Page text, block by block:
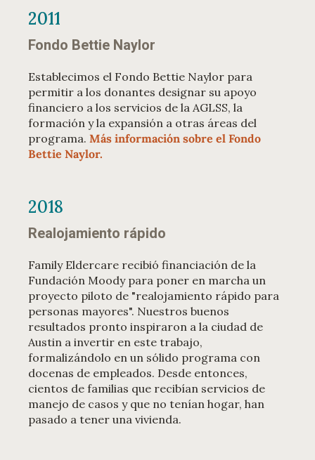
2011
Fondo Bettie Naylor
Establecimos el Fondo Bettie Naylor para
permitir a los donantes designar su apoyo
financiero a los servicios de la AGLSS, la
formación y la expansión a otras áreas del
programa. Más información sobre el Fondo
Bettie Naylor.
2018
Realojamiento rápido
Family Eldercare recibió financiación de la
Fundación Moody para poner en marcha un
proyecto piloto de "realojamiento rápido para
personas mayores". Nuestros buenos
resultados pronto inspiraron a la ciudad de
Austin a invertir en este trabajo,
formalizándolo en un sólido programa con
docenas de empleados. Desde entonces,
cientos de familias que recibían servicios de
manejo de casos y que no tenían hogar, han
pasado a tener una vivienda.